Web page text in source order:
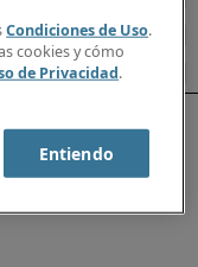
Condiciones de Uso.
cookies y cómo
de Privacidad.
Entiendo